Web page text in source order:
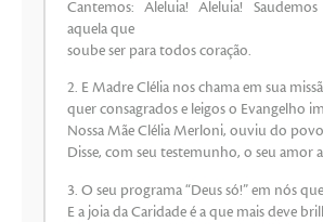
Cantemos: Aleluia! Aleluia!
aquela que
soube ser para todos coração.
2. E Madre Clélia nos chama em sua
quer consagrados e leigos o Evangelho
Nossa Mãe Clélia Merloni, ouviu do
Disse, com seu testemunho, o seu amor
3. O seu programa “Deus só!” em nós
E a joia da Caridade é a que mais deve